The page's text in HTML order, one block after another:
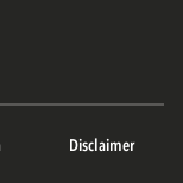
Disclaimer